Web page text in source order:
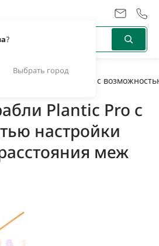
?
Выбрать город
грабли Plantic Pro с
Plantic Pro с
настройки
меж